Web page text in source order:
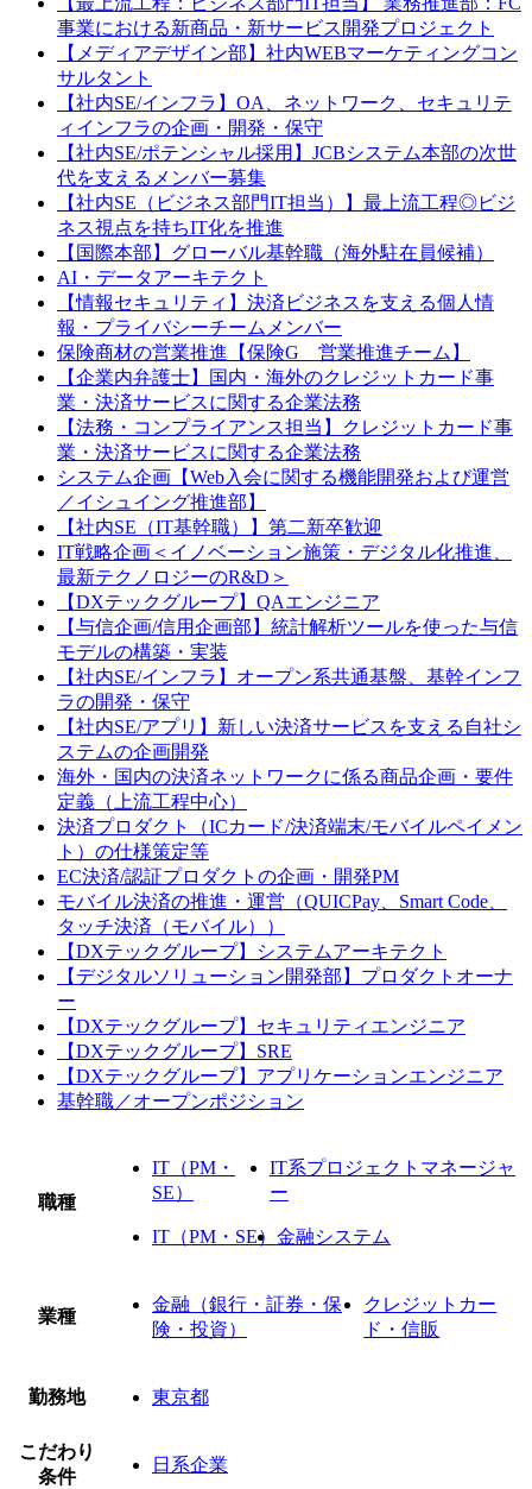
事業における新商品・新サービス開発プロジェクト
【メディアデザイン部】社内WEBマーケティングコン
サルタント
【社内SE/インフラ】OA、ネットワーク、セキュリテ
ィインフラの企画・開発・保守
【社内SE/ポテンシャル採用】JCBシステム本部の次世
代を支えるメンバー募集
【社内SE（ビジネス部門IT担当）】最上流工程◎ビジ
ネス視点を持ちIT化を推進
【国際本部】グローバル基幹職（海外駐在員候補）
AI・データアーキテクト
【情報セキュリティ】決済ビジネスを支える個人情
報・プライバシーチームメンバー
保険商材の営業推進【保険G 営業推進チーム】
【企業内弁護士】国内・海外のクレジットカード事
業・決済サービスに関する企業法務
【法務・コンプライアンス担当】クレジットカード事
業・決済サービスに関する企業法務
システム企画【Web入会に関する機能開発および運営
／イシュイング推進部】
【社内SE（IT基幹職）】第二新卒歓迎
IT戦略企画＜イノベーション施策・デジタル化推進、
最新テクノロジーのR&D＞
【DXテックグループ】QAエンジニア
【与信企画/信用企画部】統計解析ツールを使った与信
モデルの構築・実装
【社内SE/インフラ】オープン系共通基盤、基幹インフ
ラの開発・保守
【社内SE/アプリ】新しい決済サービスを支える自社シ
ステムの企画開発
海外・国内の決済ネットワークに係る商品企画・要件
定義（上流工程中心）
決済プロダクト（ICカード/決済端末/モバイルペイメン
ト）の仕様策定等
EC決済/認証プロダクトの企画・開発PM
モバイル決済の推進・運営（QUICPay、Smart Code、
タッチ決済（モバイル））
【DXテックグループ】システムアーキテクト
【デジタルソリューション開発部】プロダクトオーナ
ー
【DXテックグループ】セキュリティエンジニア
【DXテックグループ】SRE
【DXテックグループ】アプリケーションエンジニア
基幹職／オープンポジション
職種
IT（PM・
SE）
IT系プロジェクトマネージャ
ー
IT（PM・SE） 金融システム
業種
金融（銀行・証券・保
険・投資）
クレジットカー
ド・信販
勤務地 東京都
こだわり
条件
日系企業